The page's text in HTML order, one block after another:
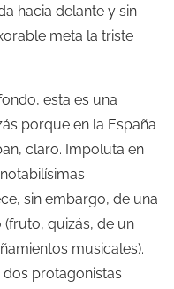
hacia delante y sin
meta la triste
esta es una
porque en la España
claro. Impoluta en
sin embargo, de una
quizás, de un
musicales).
protagonistas